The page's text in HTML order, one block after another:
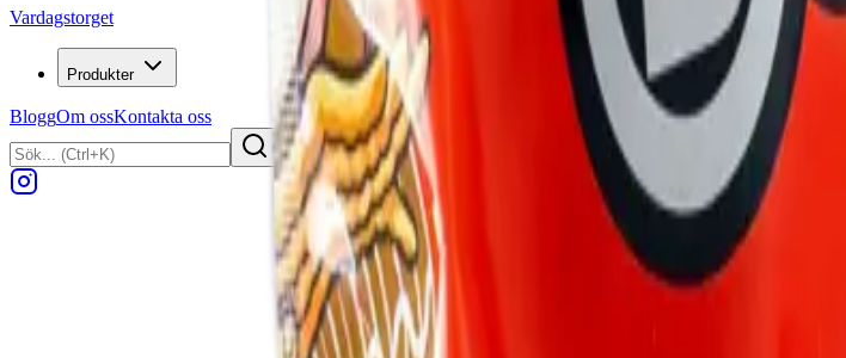
Vardagstorget
Produkter
BloggOm ossKontakta oss